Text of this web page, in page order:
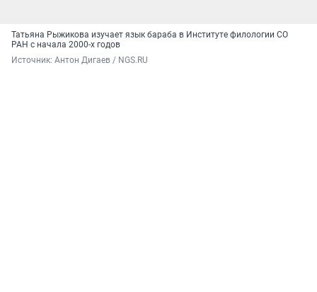
Татьяна Рыжикова изучает язык бараба в Институте филологии СО
РАН с начала 2000-х годов
Источник: Антон Дигаев / NGS.RU